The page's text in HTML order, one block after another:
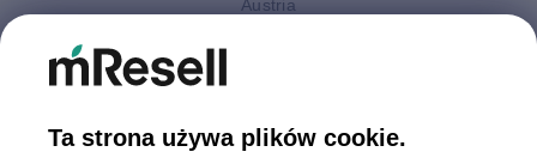
Austria
Polska
Ta strona używa plików cookie.